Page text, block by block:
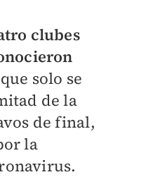
clubes
solo se
de la
de final,
la